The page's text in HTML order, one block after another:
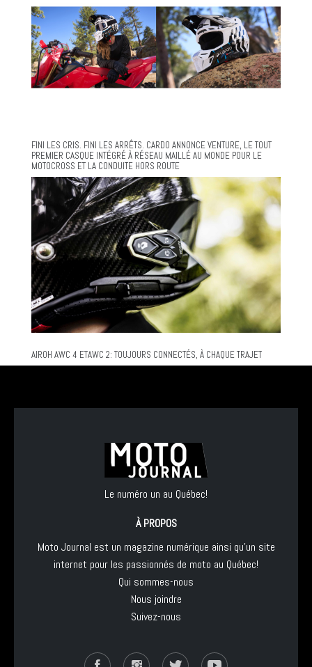
FINI LES CRIS. FINI LES ARRÊTS. CARDO ANNONCE VENTURE, LE TOUT
PREMIER CASQUE INTÉGRÉ À RÉSEAU MAILLÉ AU MONDE POUR LE
MOTOCROSS ET LA CONDUITE HORS ROUTE
AIROH AWC 4 ETAWC 2: TOUJOURS CONNECTÉS, À CHAQUE TRAJET
Le numéro un au Québec!
À PROPOS
Moto Journal est un magazine numérique ainsi qu'un site
internet pour les passionnés de moto au Québec!
Qui sommes-nous
Nous joindre
Suivez-nous